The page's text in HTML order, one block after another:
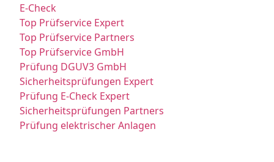
E-Check
Top Prüfservice Expert
Top Prüfservice Partners
Top Prüfservice GmbH
Prüfung DGUV3 GmbH
Sicherheitsprüfungen Expert
Prüfung E-Check Expert
Sicherheitsprüfungen Partners
Prüfung elektrischer Anlagen